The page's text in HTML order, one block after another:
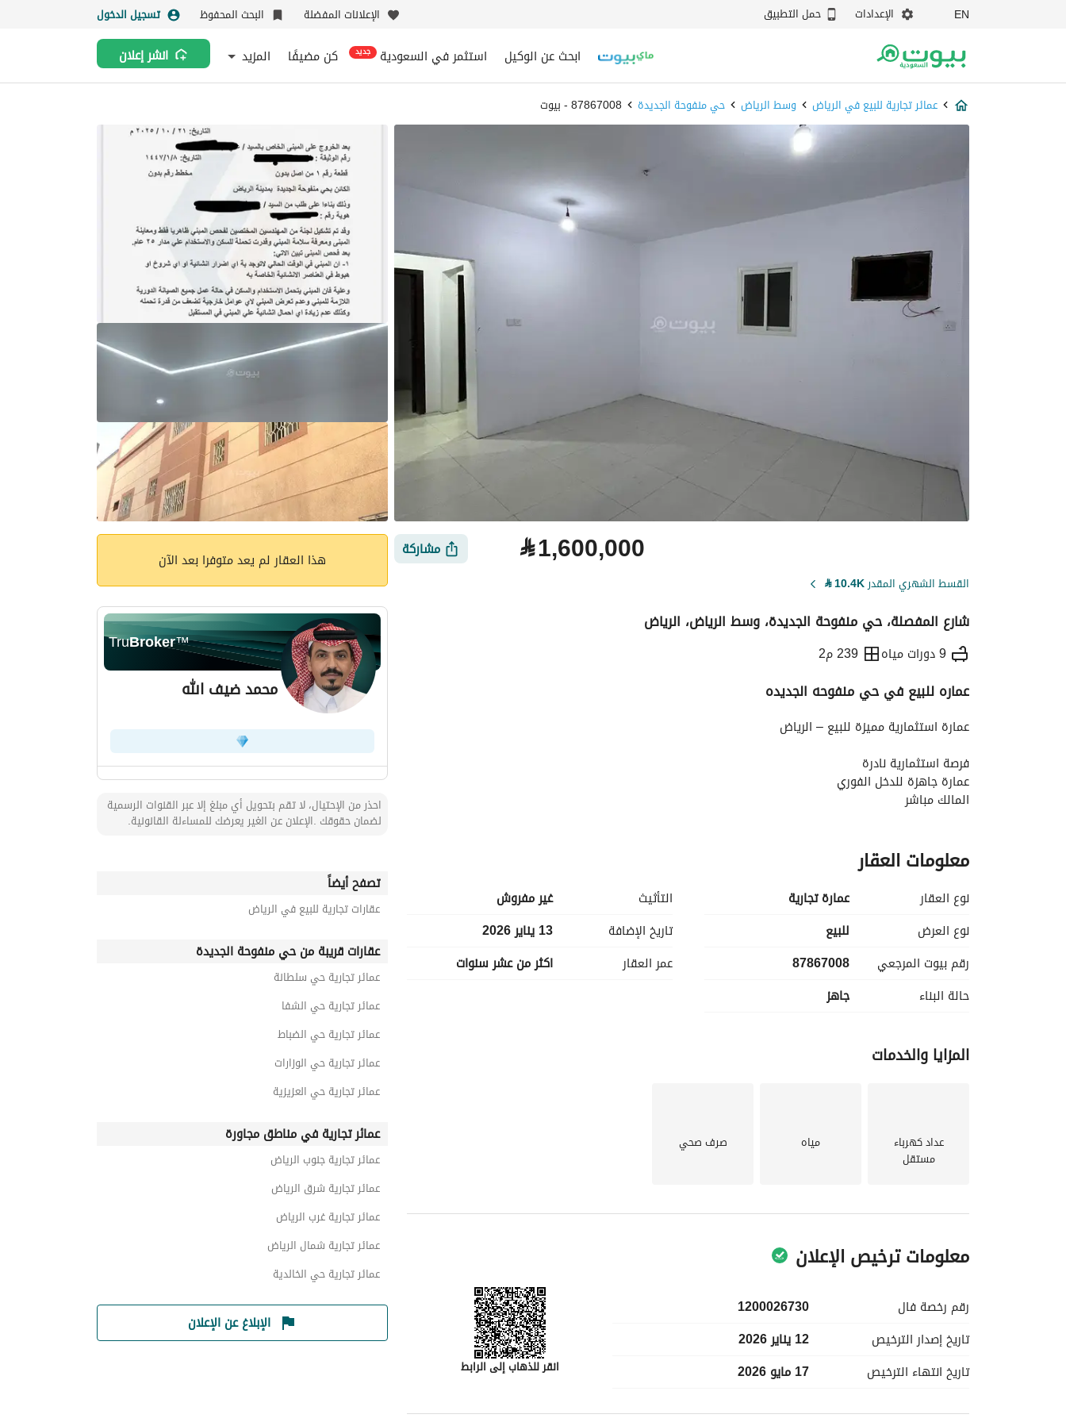
EN الإعدادات حمل التطبيق الإعلانات المفضلة البحث المحفوظ تسجيل الدخول
ابحث عن الوكيل استثمر في السعودية جديد كن مضيفًا المزيد انشر إعلان
عمائر تجارية للبيع في الرياض وسط الرياض حي منفوحة الجديدة 87867008 - بيوت
⃁1,600,000 مشاركة
القسط الشهري المقدر10.4K
⃁
شارع المفصلة، حي منفوحة الجديدة، وسط الرياض، الرياض
9 دورات مياه 239 م2
التفاصيل معلومات ترخيص الإعلان
عماره للبيع في حي منفوحه الجديده
عمارة استثمارية مميزة للبيع – الرياض
فرصة استثمارية نادرة
عمارة جاهزة للدخل الفوري
المالك مباشر
المساحة: 240 م²
تتكون العمارة من 6 شقق واسعة
مساحة كل شقة 120 م²
مواصفات كل شقة:
3 غرف كبيرة
مطبخ كبير
العمارة مجددة بالكامل تجديد شامل يشمل:
العزل
تم صرف أكثر من 500,000 ريال على الترميم بأعمال راقية
يوجد ضمان من مكتب هندسي معتمد لمدة تقارب 20 سنة على سلامة الإنشاءات
الدخل السنوي المتوقع: حوالي 160,000 ريال حسب سعر السوق
العقار جاهز للاستثمار الفوري دون أي مصاريف إضافية
معلومات العقار
نوع العقار
عمارة تجارية
نوع العرض
للبيع
رقم بيوت المرجعي
87867008
حالة البناء
جاهز
التأثيث
غير مفروش
تاريخ الإضافة
13 يناير 2026
عمر العقار
اكثر من عشر سنوات
المزايا والخدمات
عداد كهرباء
مستقل
مياه صرف صحي
معلومات ترخيص الإعلان
رقم رخصة فال
1200026730
تاريخ إصدار الترخيص
12 يناير 2026
تاريخ انتهاء الترخيص 17 مايو 2026 انقر للذهاب إلى الرابط
هذا العقار لم يعد متوفرا بعد الآن
TruBroker™
محمد ضيف الله
احذر من الإحتيال، لا تقم بتحويل أي مبلغ إلا عبر القنوات الرسمية
لضمان حقوقك .الإعلان عن الغير يعرضك للمساءلة القانونية.
تصفح أيضاً
عقارات تجارية للبيع في الرياض
عقارات قريبة من حي منفوحة الجديدة
عمائر تجارية حي سلطانة
عمائر تجارية حي الشفا
عمائر تجارية حي الضباط
عمائر تجارية حي الوزارات
عمائر تجارية حي العزيزية
عمائر تجارية في مناطق مجاورة
عمائر تجارية جنوب الرياض
عمائر تجارية شرق الرياض
عمائر تجارية غرب الرياض
عمائر تجارية شمال الرياض
عمائر تجارية حي الخالدية
الإبلاغ عن الإعلان